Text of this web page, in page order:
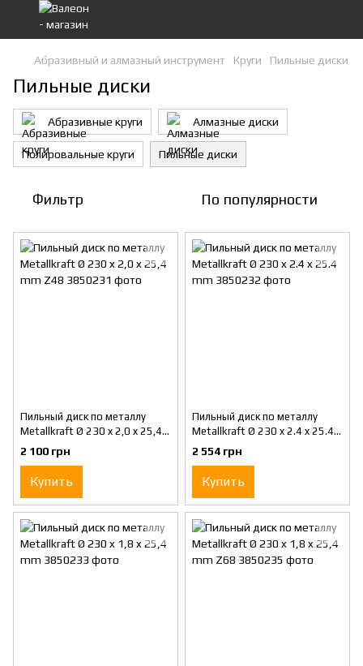
Абразивный и алмазный инструмент Круги Пильные диски
Пильные диски
Абразивные круги Алмазные диски
Полировальные круги Пильные диски
Фильтр По популярности
Пильный диск по металлу
Metallkraft Ø 230 x 2,0 x 25,4
mm Z48
2 100 грн
Купить
Пильный диск по металлу
Metallkraft Ø 230 x 2.4 x 25.4
mm
2 554 грн
Купить